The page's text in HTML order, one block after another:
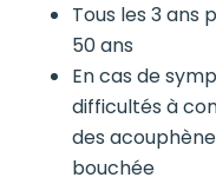
Tous les 3 ans
50 ans
En cas de
difficultés à
des
bouchée